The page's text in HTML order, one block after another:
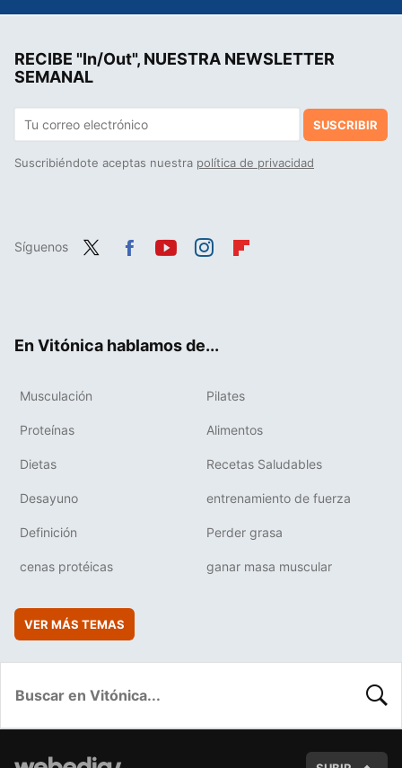
RECIBE "In/Out", NUESTRA NEWSLETTER
SEMANAL
SUSCRIBIR
Suscribiéndote aceptas nuestra política de privacidad
Síguenos
En Vitónica hablamos de...
Musculación Pilates
Proteínas Alimentos
Dietas Recetas Saludables
Desayuno entrenamiento de fuerza
Definición Perder grasa
cenas protéicas ganar masa muscular
VER MÁS TEMAS